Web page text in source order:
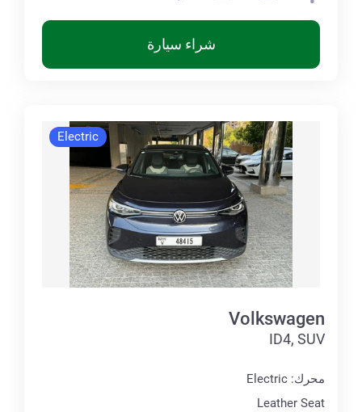
شراء سيارة
Electric
Volkswagen
ID4, SUV
محرك: Electric
Leather Seat